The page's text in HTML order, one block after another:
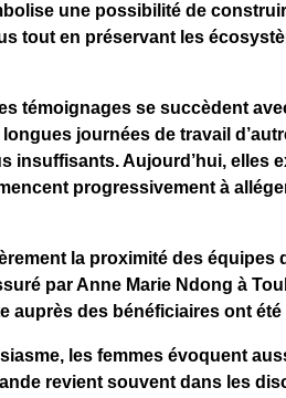
une possibilité de
tout en préservant les
témoignages se succèdent
journées de travail
insuffisants. Aujourd’hui, elles
progressivement à
la proximité des équipes
par Anne Marie Ndong à
auprès des bénéficiaires ont
les femmes évoquent
revient souvent dans les